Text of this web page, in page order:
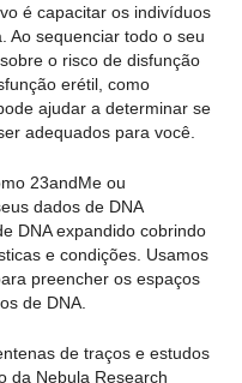
é capacitar os indivíduos
Ao sequenciar todo o seu
o risco de disfunção
erétil, como
ajudar a determinar se
adequados para você.
23andMe ou
dados de DNA
DNA expandido cobrindo
e condições. Usamos
preencher os espaços
de DNA.
de traços e estudos
da Nebula Research